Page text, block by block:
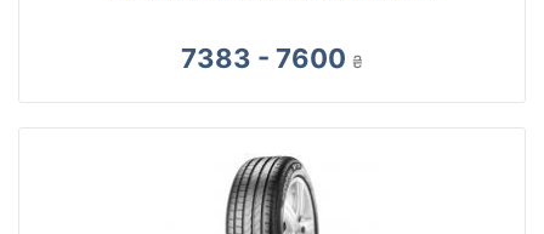
7383 - 7600 ₴